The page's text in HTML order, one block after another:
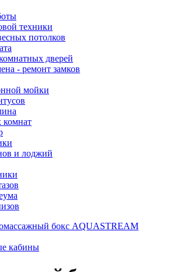
техники
потолков
дверей
- ремонт замков
мойки
комнат
и лоджий
бокс AQUASTREAM
кабины